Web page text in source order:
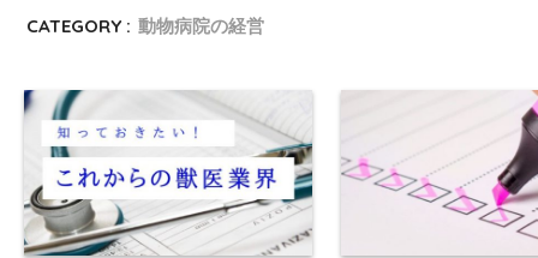
CATEGORY : 動物病院の経営